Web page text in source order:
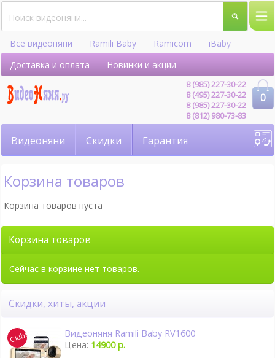
Все видеоняни Ramili Baby Ramicom
iBaby
Hellobaby
Доставка и оплата Новинки и акции
0
8 (985) 227-30-22
8 (495) 227-30-22
8 (985) 227-30-22
8 (812) 980-73-83
Видеоняни Скидки Гарантия
Корзина товаров
Корзина товаров пуста
Корзина товаров
Сейчас в корзине нет товаров.
Скидки, хиты, акции
Видеоняня Ramili Baby RV1600
Цена: 14900 р.